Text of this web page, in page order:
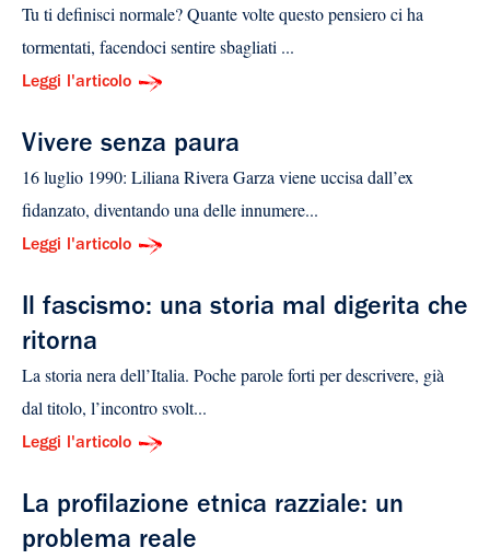
Tu ti definisci normale? Quante volte questo pensiero ci ha
tormentati, facendoci sentire sbagliati ...
Leggi l'articolo
Vivere senza paura
16 luglio 1990: Liliana Rivera Garza viene uccisa dall’ex
fidanzato, diventando una delle innumere...
Leggi l'articolo
Il fascismo: una storia mal digerita che
ritorna
La storia nera dell’Italia. Poche parole forti per descrivere, già
dal titolo, l’incontro svolt...
Leggi l'articolo
La profilazione etnica razziale: un
problema reale